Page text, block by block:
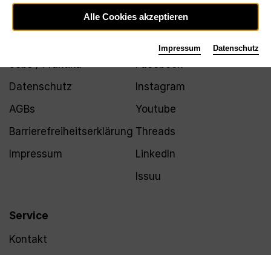
Jobs / Praktika
Datenschutz
AGBs
Barrierefreiheitserklärung
Impressum
Service
Kontakt
Facebook
Instagram
Youtube
Threads
LinkedIn
Issuu
Alle Cookies akzeptieren
Impressum Datenschutz